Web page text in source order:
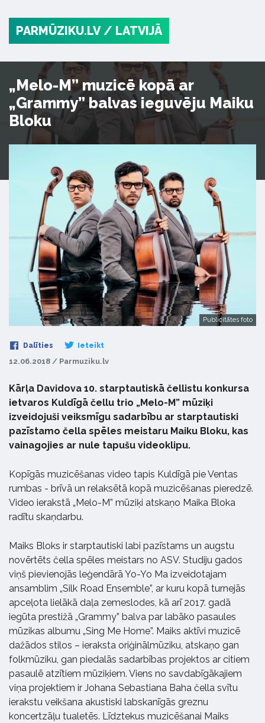
PARMŪZIKU.LV / LATVIJĀ
„Melo-M” muzicē kopā ar
„Grammy” balvas ieguvēju Maiku
Bloku
Publicitātes foto
Dalīties Ieteikt
12.06.2018 / Parmuziku.lv
Kārļa Davidova 10. starptautiskā čellistu konkursa
ietvaros Kuldīgā čellu trio „Melo-M” mūziķi
izveidojuši veiksmīgu sadarbību ar starptautiski
pazīstamo čella spēles meistaru Maiku Bloku, kas
vainagojies ar nule tapušu videoklipu.
Kopīgās muzicēšanas video tapis Kuldīgā pie Ventas
rumbas - brīvā un relaksētā kopā muzicēšanas pieredzē.
Video ierakstā „Melo-M” mūziķi atskaņo Maika Bloka
radītu skaņdarbu.
Maiks Bloks ir starptautiski labi pazīstams un augstu
novērtēts čella spēles meistars no ASV. Studiju gados
viņš pievienojās leģendārā Yo-Yo Ma izveidotajam
ansamblim „Silk Road Ensemble”, ar kuru kopā turnejās
apceļota lielākā daļa zemeslodes, kā arī 2017. gadā
iegūta prestižā „Grammy” balva par labāko pasaules
mūzikas albumu „Sing Me Home”. Maiks aktīvi muzicē
dažādos stilos – ieraksta oriģinālmūziku, atskaņo gan
folkmūziku, gan piedalās sadarbības projektos ar citiem
pasaulē atzītiem mūziķiem. Viens no savdabīgākajiem
viņa projektiem ir Johana Sebastiana Baha čella svītu
ierakstu veikšana akustiski labskanīgās greznu
koncertzāļu tualetēs. Līdztekus muzicēšanai Maiks